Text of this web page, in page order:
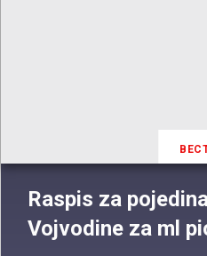
Raspis za
Vojvodine za ml